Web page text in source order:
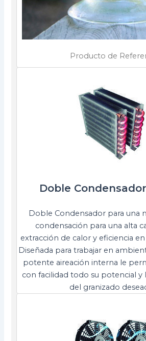
Producto de
Doble
Doble Condensador para una
condensación para una alta
extracción de calor y eficiencia
Diseñada para trabajar en
potente aireación interna le
con facilidad todo su potencial y
del granizado